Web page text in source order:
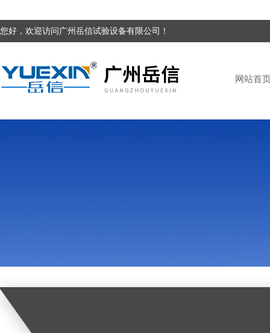
您好，欢迎访问广州岳信试验设备有限公司！
网站首